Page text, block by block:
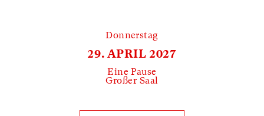
Donnerstag
29. APRIL 2027
Eine Pause
Großer Saal